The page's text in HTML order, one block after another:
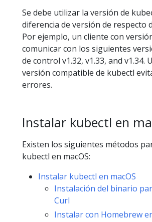
Se debe utilizar la versión de
diferencia de versión de respecto
Por ejemplo, un cliente con
comunicar con los siguientes
de control v1.32, v1.33, and v1.34.
versión compatible de kubectl
errores.
Instalar kubectl en
Existen los siguientes métodos
kubectl en macOS:
Instalar kubectl en macOS
Instalación del binario
Curl
Instalar con Homebrew